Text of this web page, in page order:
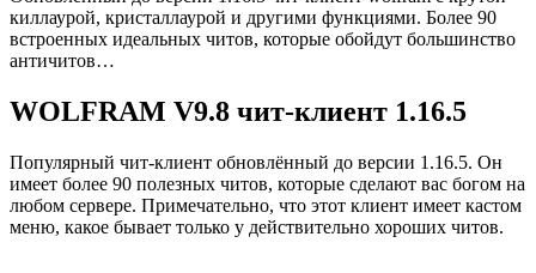
киллаурой, кристаллаурой и другими функциями. Более 90
встроенных идеальных читов, которые обойдут большинство
античитов…
WOLFRAM V9.8 чит-клиент 1.16.5
Популярный чит-клиент обновлённый до версии 1.16.5. Он
имеет более 90 полезных читов, которые сделают вас богом на
любом сервере. Примечательно, что этот клиент имеет кастом
меню, какое бывает только у действительно хороших читов.